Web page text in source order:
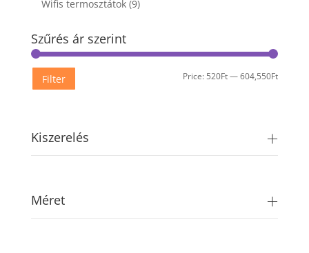
Wifis termosztátok (9)
Szűrés ár szerint
Min
Max
Filter Price: 520Ft—604,550Ft
Kiszerelés
Méret